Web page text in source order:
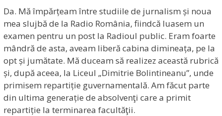
Da. Mă împărțeam între studiile de jurnalism și noua
mea slujbă de la Radio România, fiindcă luasem un
examen pentru un post la Radioul public. Eram foarte
mândră de asta, aveam liberă cabina dimineața, pe la
opt și jumătate. Mă duceam să realizez această rubrică
și, după aceea, la Liceul „Dimitrie Bolintineanu”, unde
primisem repartiție guvernamentală. Am făcut parte
din ultima generație de absolvenţi care a primit
repartiție la terminarea facultăţii.